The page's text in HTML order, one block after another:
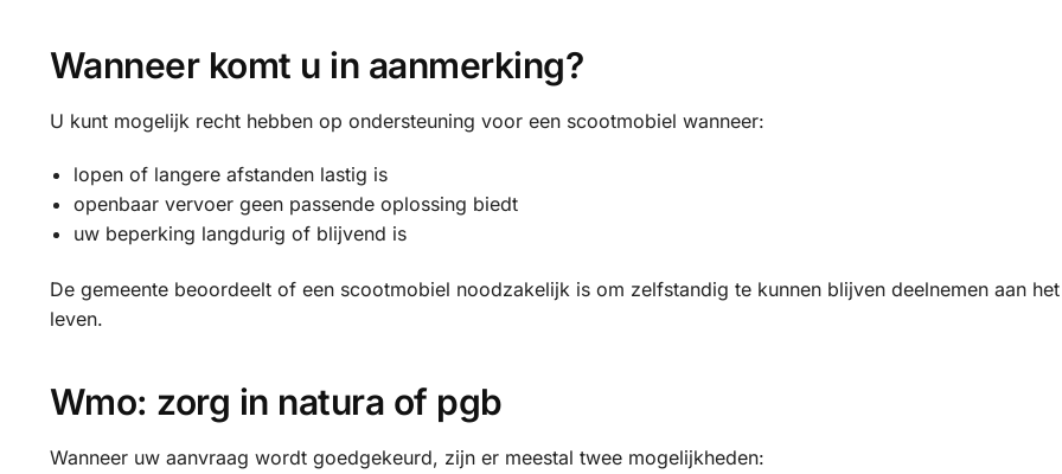
Wanneer komt u in aanmerking?
U kunt mogelijk recht hebben op ondersteuning voor een scootmobiel wanneer:
lopen of langere afstanden lastig is
openbaar vervoer geen passende oplossing biedt
uw beperking langdurig of blijvend is
De gemeente beoordeelt of een scootmobiel noodzakelijk is om zelfstandig te kunnen blijven deelnemen aan
leven.
Wmo: zorg in natura of pgb
Wanneer uw aanvraag wordt goedgekeurd, zijn er meestal twee mogelijkheden: